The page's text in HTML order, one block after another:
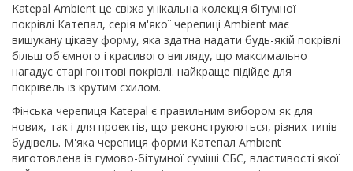
Katepal Ambient це свіжа унікальна колекція бітумної
покрівлі Катепал, серія м'якої черепиці Ambient має
вишукану цікаву форму, яка здатна надати будь-якій покрівлі
більш об'ємного і красивого вигляду, що максимально
нагадує старі гонтові покрівлі. найкраще підійде для
покрівель із крутим схилом.
Фінська черепиця Katepal є правильним вибором як для
нових, так і для проектів, що реконструюються, різних типів
будівель. М'яка черепиця форми Катепал Ambient
виготовлена ​​із гумово-бітумної суміші СБС, властивості якої